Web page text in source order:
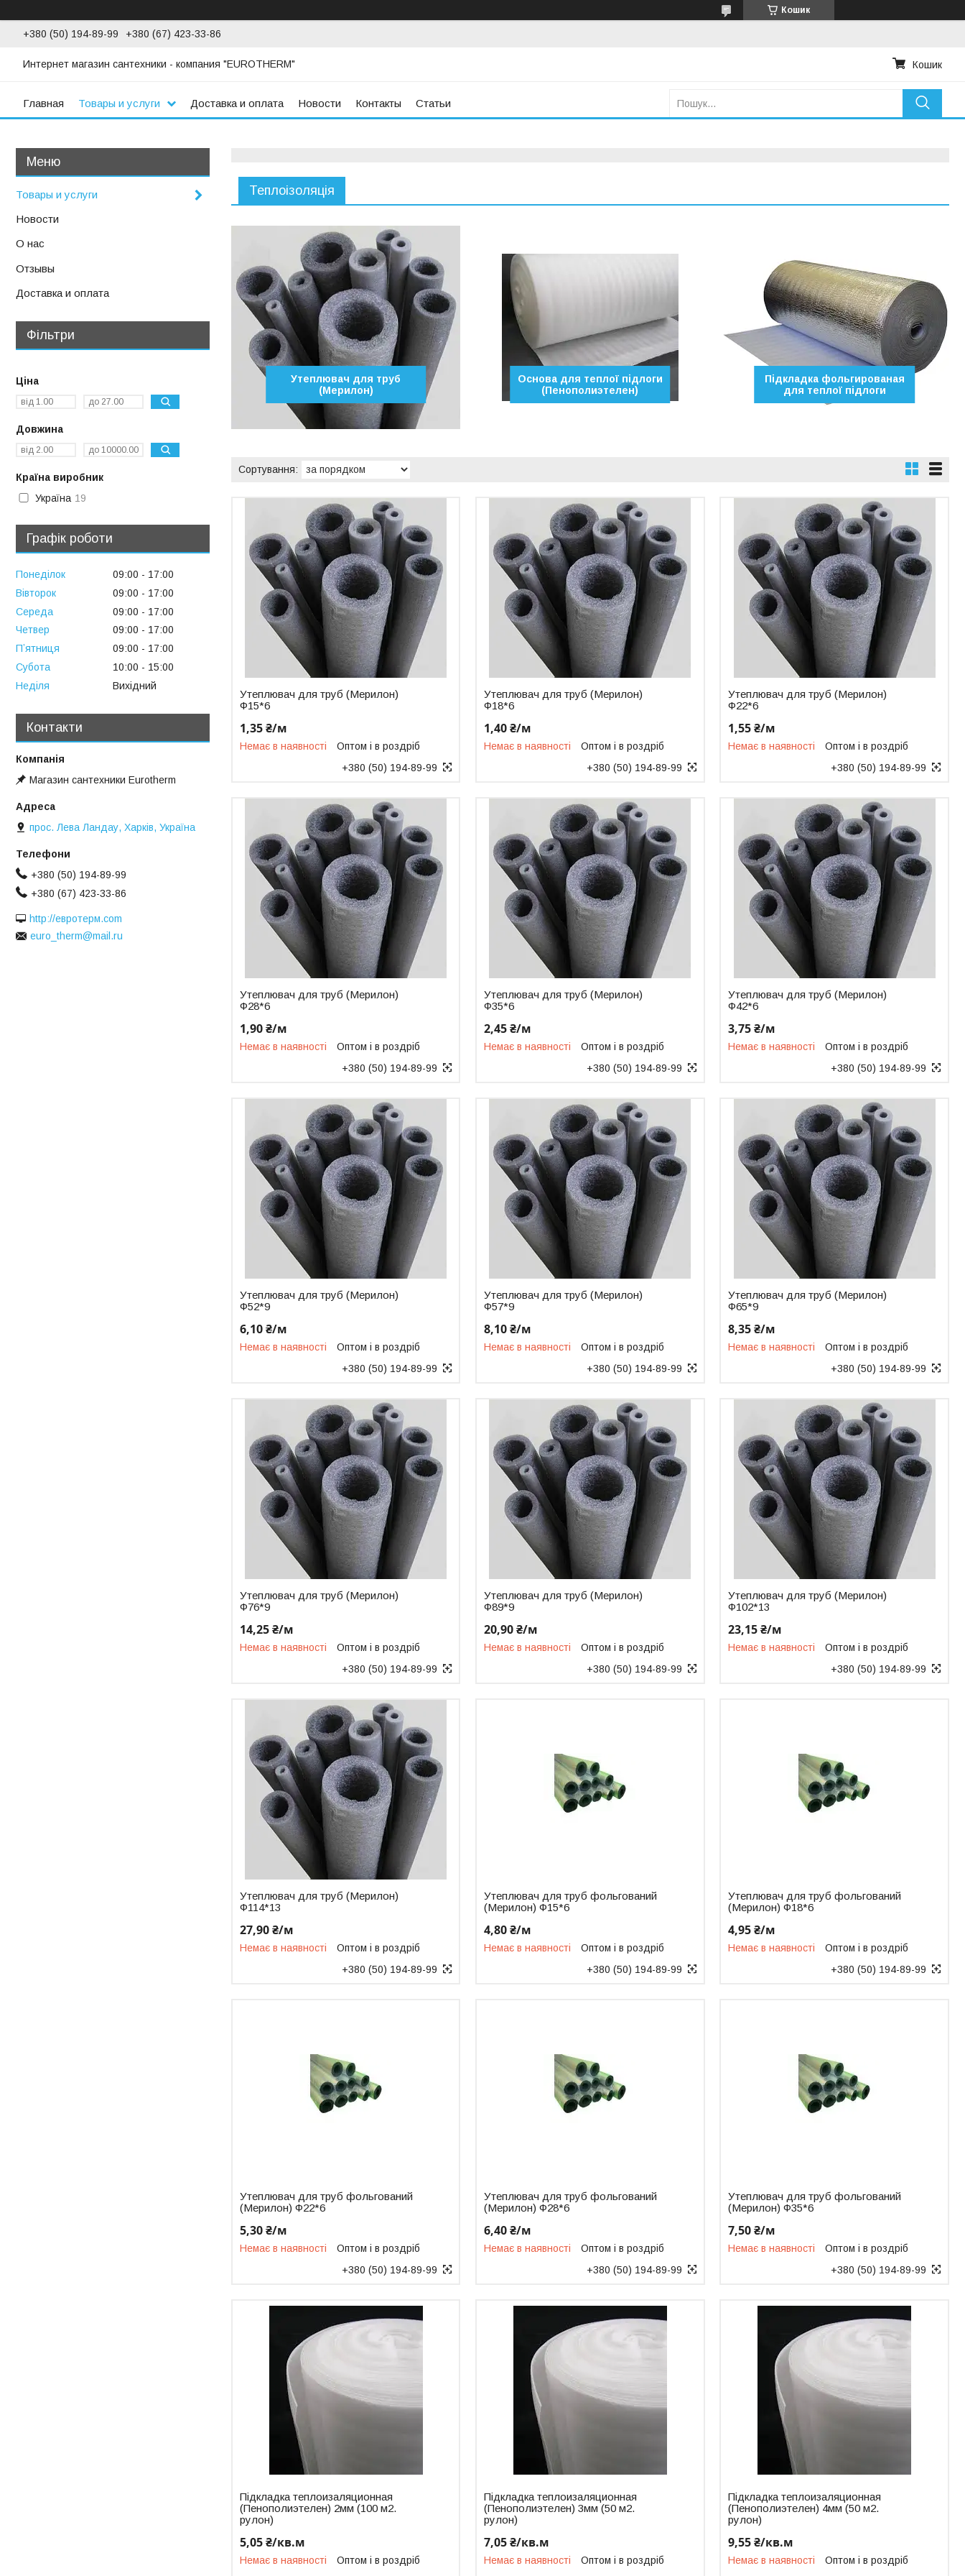
Кошик
+380 (50) 194-89-99 +380 (67) 423-33-86
Интернет магазин сантехники - компания "EUROTHERM" Кошик
Главная Товары и услуги Доставка и оплата Новости Контакты Статьи
Теплоізоляція
Утеплювач для труб
(Мерилон)
Основа для теплої підлоги
(Пенополиэтелен)
Підкладка фольгированая
для теплої підлоги
Утеплювач для труб (Мерилон)
Ф15*6
1,35 ₴/м
Немає в наявності
Оптом і в роздріб
+380 (50) 194-89-99
Утеплювач для труб (Мерилон)
Ф18*6
1,40 ₴/м
Немає в наявності
Оптом і в роздріб
+380 (50) 194-89-99
Утеплювач для труб (Мерилон)
Ф22*6
1,55 ₴/м
Немає в наявності
Оптом і в роздріб
+380 (50) 194-89-99
Утеплювач для труб (Мерилон)
Ф28*6
1,90 ₴/м
Немає в наявності
Оптом і в роздріб
+380 (50) 194-89-99
Утеплювач для труб (Мерилон)
Ф35*6
2,45 ₴/м
Немає в наявності
Оптом і в роздріб
+380 (50) 194-89-99
Утеплювач для труб (Мерилон)
Ф42*6
3,75 ₴/м
Немає в наявності
Оптом і в роздріб
+380 (50) 194-89-99
Утеплювач для труб (Мерилон)
Ф52*9
6,10 ₴/м
Немає в наявності
Оптом і в роздріб
+380 (50) 194-89-99
Утеплювач для труб (Мерилон)
Ф57*9
8,10 ₴/м
Немає в наявності
Оптом і в роздріб
+380 (50) 194-89-99
Утеплювач для труб (Мерилон)
Ф65*9
8,35 ₴/м
Немає в наявності
Оптом і в роздріб
+380 (50) 194-89-99
Утеплювач для труб (Мерилон)
Ф76*9
14,25 ₴/м
Немає в наявності
Оптом і в роздріб
+380 (50) 194-89-99
Утеплювач для труб (Мерилон)
Ф89*9
20,90 ₴/м
Немає в наявності
Оптом і в роздріб
+380 (50) 194-89-99
Утеплювач для труб (Мерилон)
Ф102*13
23,15 ₴/м
Немає в наявності
Оптом і в роздріб
+380 (50) 194-89-99
Утеплювач для труб (Мерилон)
Ф114*13
27,90 ₴/м
Немає в наявності
Оптом і в роздріб
+380 (50) 194-89-99
Утеплювач для труб фольгований
(Мерилон) Ф15*6
4,80 ₴/м
Немає в наявності
Оптом і в роздріб
+380 (50) 194-89-99
Утеплювач для труб фольгований
(Мерилон) Ф18*6
4,95 ₴/м
Немає в наявності
Оптом і в роздріб
+380 (50) 194-89-99
Утеплювач для труб фольгований
(Мерилон) Ф22*6
5,30 ₴/м
Немає в наявності
Оптом і в роздріб
+380 (50) 194-89-99
Утеплювач для труб фольгований
(Мерилон) Ф28*6
6,40 ₴/м
Немає в наявності
Оптом і в роздріб
+380 (50) 194-89-99
Утеплювач для труб фольгований
(Мерилон) Ф35*6
7,50 ₴/м
Немає в наявності
Оптом і в роздріб
+380 (50) 194-89-99
Підкладка теплоизаляционная
(Пенополиэтелен) 2мм (100 м2.
рулон)
5,05 ₴/кв.м
Немає в наявності
Оптом і в роздріб
Підкладка теплоизаляционная
(Пенополиэтелен) 3мм (50 м2.
рулон)
7,05 ₴/кв.м
Немає в наявності
Оптом і в роздріб
Підкладка теплоизаляционная
(Пенополиэтелен) 4мм (50 м2.
рулон)
9,55 ₴/кв.м
Немає в наявності
Оптом і в роздріб
Товары и услуги
Новости
О нас
Отзывы
Доставка и оплата
Фільтри
Ціна
Довжина
Країна виробник
Україна 19
Графік роботи
Понеділок 09:00
17:00
Вівторок
09:00
17:00
Середа
09:00
17:00
Четвер
09:00
17:00
Пʼятниця
09:00
17:00
Субота
10:00
15:00
Неділя
Вихідний
Контакти
Магазин сантехники Eurotherm
прос. Лева Ландау, Харків, Україна
+380 (50) 194-89-99
+380 (67) 423-33-86
http://евротерм.com
euro_therm@mail.ru